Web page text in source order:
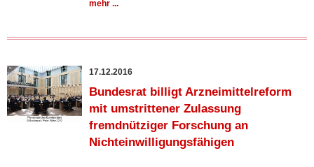
mehr ...
17.12.2016
Bundesrat billigt Arzneimittelreform
mit umstrittener Zulassung
fremdnütziger Forschung an
Nichteinwilligungsfähigen